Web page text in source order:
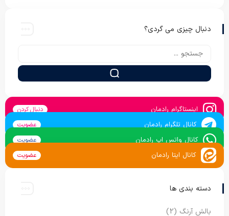
دنبال چیزی می گردی؟
اینستاگرام رادمان دنبال کردن
کانال تلگرام رادمان عضویت
کانال واتس اپ رادمان عضویت
کانال ایتا رادمان عضویت
دسته بندی ها
بالش آرنگ (2)